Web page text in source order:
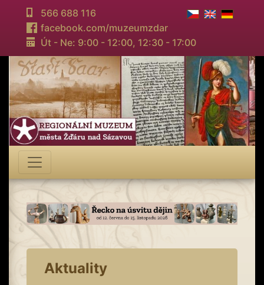
566 688 116
facebook.com/muzeumzdar
Út - Ne: 9:00 - 12:00, 12:30 - 17:00
Aktuality